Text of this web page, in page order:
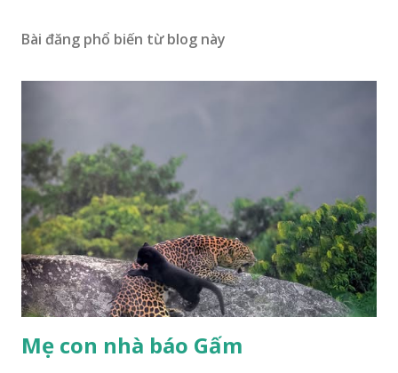
Bài đăng phổ biến từ blog này
Mẹ con nhà báo Gấm